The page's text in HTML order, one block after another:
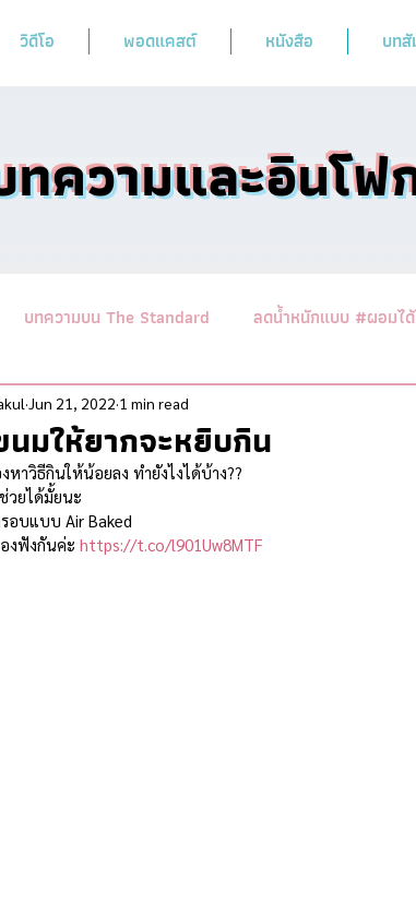
วิดีโอ พอดแคสต์ หนังสือ บท
ความและอินโฟ
บทความบน The Standard ลดน้ำหนักแบบ #ผอมไ
นานาสาระอาหารคลีน
นมให้ยากจะหยิบกิน
Jun 21, 2022 1 min read
าวิธีกินให้น้อยลง ทำยังไงได้บ้าง??
วยได้มั้ยนะ
อบแบบ Air Baked
งฟังกันค่ะ https://t.co/l901Uw8MTF